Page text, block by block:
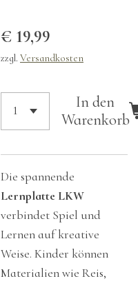
€ 19,99
zzgl. Versandkosten
In den
Warenkorb
Die spannende
Lernplatte LKW
verbindet Spiel und
Lernen auf kreative
Weise. Kinder können
Materialien wie Reis,